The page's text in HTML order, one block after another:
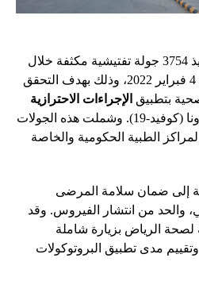
أعلنت صحة الرياض عن تنفيذ 3754 جولة تفتيشية مكثفة خلال
الفترة من 28 يناير 2022 إلى 4 فبراير 2022، وذلك بهدف التحقق
بتطبيق الإجراءات الاحترازية
لمواجهة جائحة فيروس كورونا (كوفيد-19). وشملت هذه الجولات
الطبية الحكومية والخاصة
إلى ضمان سلامة المرضى
والحد من انتشار الفيروس. وقد
لصحة الرياض بزيارة شاملة
مدى تطبيق البروتوكولات